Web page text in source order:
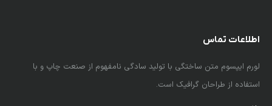
اطلاعات تماس
لورم ایپسوم متن ساختگی با تولید سادگی نامفهوم از صنعت چاپ و با
استفاده از طراحان گرافیک است.